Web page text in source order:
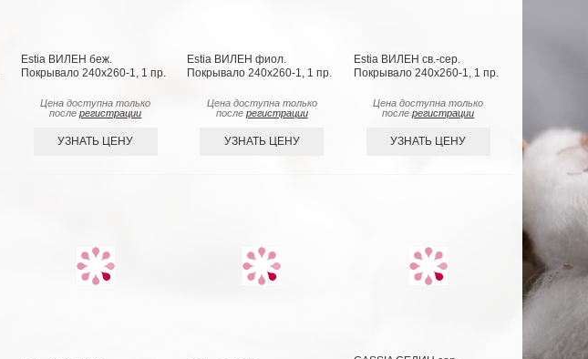
Estia ВИЛЕН беж.
Покрывало 240х260-1, 1 пр.
Цена доступна только
послерегистрации
УЗНАТЬ ЦЕНУ
Estia ВИЛЕН фиол.
Покрывало 240х260-1, 1 пр.
Цена доступна только
после регистрации
УЗНАТЬ ЦЕНУ
Estia ВИЛЕН св.-сер.
Покрывало 240х260-1, 1 пр.
Цена доступна только
послерегистрации
УЗНАТЬ ЦЕНУ